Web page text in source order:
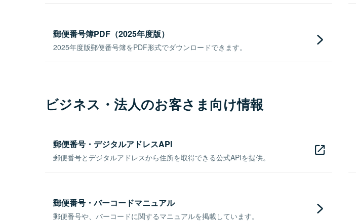
郵便番号簿PDF（2025年度版）
2025年度版郵便番号簿をPDF形式でダウンロードできます。
ビジネス・法人のお客さま向け情報
郵便番号・デジタルアドレスAPI
郵便番号とデジタルアドレスから住所を取得できる公式APIを提供。
郵便番号・バーコードマニュアル
郵便番号や、バーコードに関するマニュアルを掲載しています。